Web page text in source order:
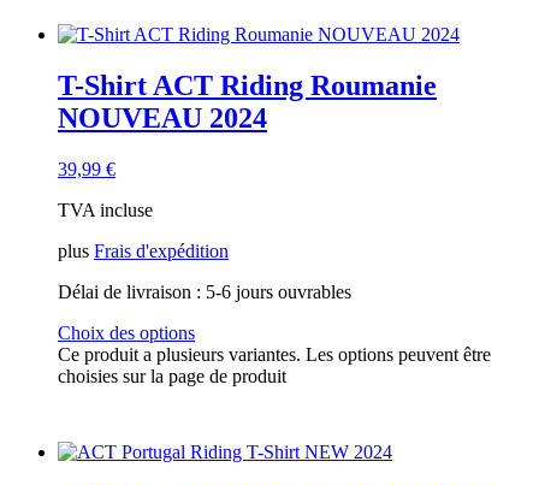
T-Shirt ACT Riding Roumanie
NOUVEAU 2024
39,99 €
TVA incluse
plus Frais d'expédition
Délai de livraison : 5-6 jours ouvrables
Choix des options
Ce produit a plusieurs variantes. Les options peuvent être
choisies sur la page de produit